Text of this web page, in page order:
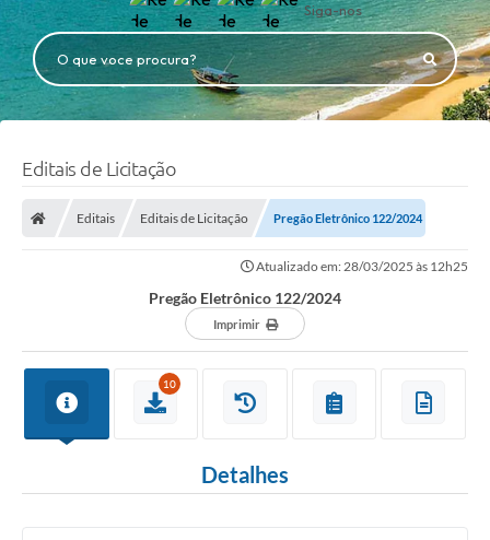
Siga-nos
O que voce procura?
Editais de Licitação
Editais Editais de Licitação Pregão Eletrônico 122/2024
Atualizado em: 28/03/2025 às 12h25
Pregão Eletrônico 122/2024
Imprimir
10
Detalhes